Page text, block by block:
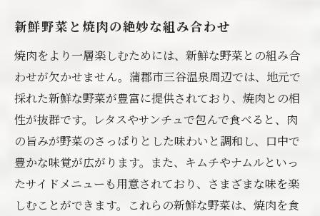
新鮮野菜と焼肉の絶妙な組み合わせ
焼肉をより一層楽しむためには、新鮮な野菜との組み合
わせが欠かせません。蒲郡市三谷温泉周辺では、地元で
採れた新鮮な野菜が豊富に提供されており、焼肉との相
性が抜群です。レタスやサンチュで包んで食べると、肉
の旨みが野菜のさっぱりとした味わいと調和し、口中で
豊かな味覚が広がります。また、キムチやナムルといっ
たサイドメニューも用意されており、さまざまな味を楽
しむことができます。これらの新鮮な野菜は、焼肉を食